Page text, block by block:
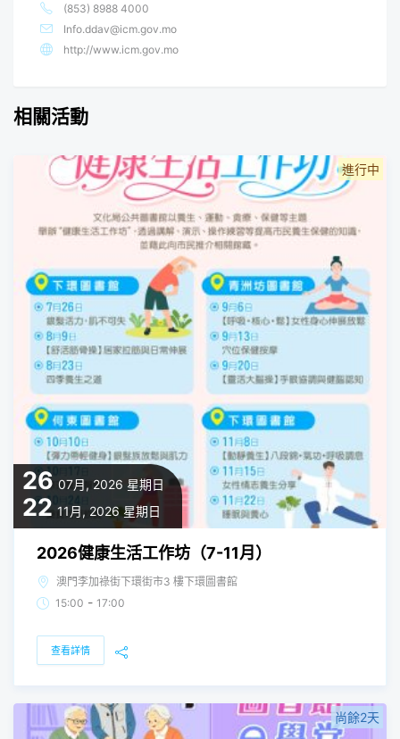
(853) 8988 4000
Info.ddav@icm.gov.mo
http://www.icm.gov.mo
相關活動
26 07月, 2026 星期日
22 11月, 2026 星期日
進行中
2026健康生活工作坊（7-11月）
澳門李加祿街下環街市3 樓下環圖書館
15:00 - 17:00
查看詳情
尚餘2天